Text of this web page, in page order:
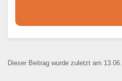
Kontaktaufnahme
Dieser Beitrag wurde zuletzt am